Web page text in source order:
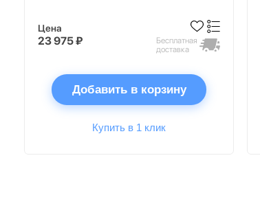
Цена
23 975 ₽
Бесплатная
доставка
Добавить в корзину
Купить в 1 клик